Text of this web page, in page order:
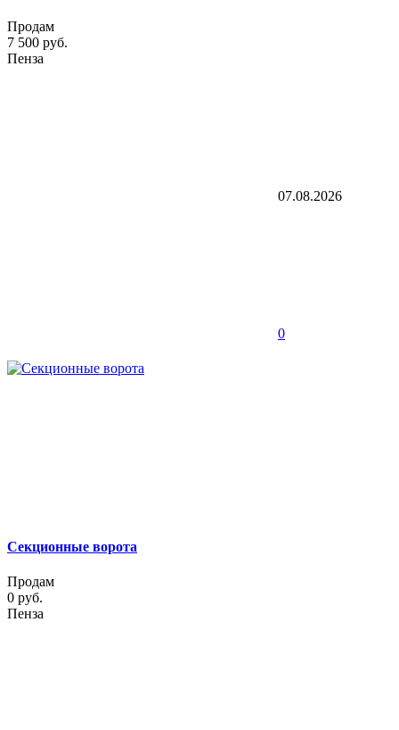
Продам
7 500 руб.
Пенза
07.08.2026
0
Секционные ворота
Продам
0 руб.
Пенза